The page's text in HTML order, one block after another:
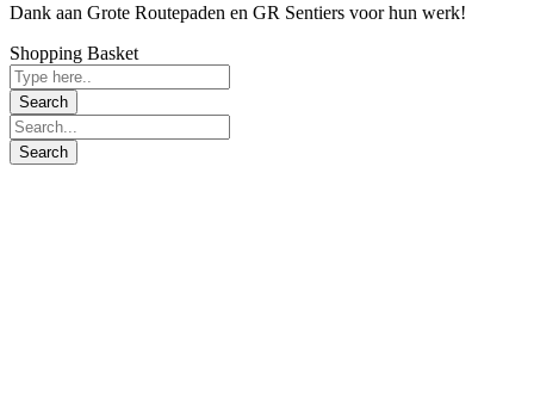
Dank aan Grote Routepaden en GR Sentiers voor hun werk!​​
Shopping Basket